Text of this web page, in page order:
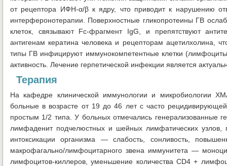
от рецептора ИФН-α/β к ядру, что приводит к нарушению
интерферонотерапии. Поверхностные гликопротеины ГВ
клеток, связывают Fc-фрагмент IgG, и препятствуют
антигенам кератина человека и рецепторам ацетилхолина,
типы ГВ инфицируют иммунокомпетентные клетки
активность. Лечение герпетической инфекции является
Терапия
На кафедре клинической иммунологии и микробиологии
больные в возрасте от 19 до 46 лет с часто
простым 1/2 типа. У больных отмечались генерализованные
лимфаденит подчелюстных и шейных лимфатических
интоксикации организма — слабость, сонливость,
макрофагально/лимфоцитарного звена иммунитета —
лимфоцитов-киллеров, уменьшение количества СD4 +